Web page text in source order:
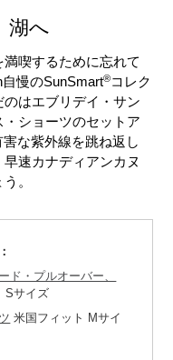
湖へ
喫するために忘れて
慢のSunSmart®コレク
はエブリデイ・サン
ショーツのセットア
な紫外線を跳ね返し
速カナディアンカヌ
。
ド・プルオーバー、
Sサイズ
米国フィット Mサイ